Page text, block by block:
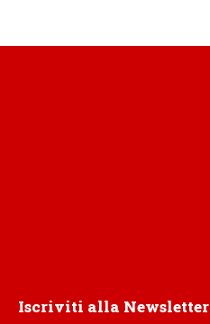
Iscriviti alla Newsletter